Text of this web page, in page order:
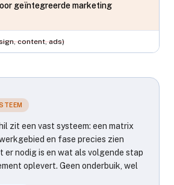
geïntegreerde marketing
content, ads)
zit een vast systeem: een matrix
en fase precies zien
er nodig is en wat als volgende stap
oplevert. Geen onderbuik, wel